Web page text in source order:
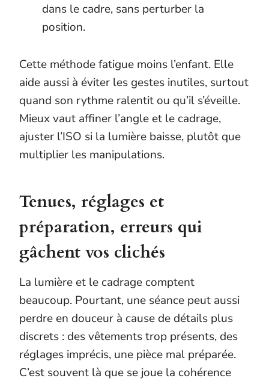
dans le cadre, sans perturber la
position.
Cette méthode fatigue moins l’enfant. Elle
aide aussi à éviter les gestes inutiles, surtout
quand son rythme ralentit ou qu’il s’éveille.
Mieux vaut affiner l’angle et le cadrage,
ajuster l’ISO si la lumière baisse, plutôt que
multiplier les manipulations.
Tenues, réglages et
préparation, erreurs qui
gâchent vos clichés
La lumière et le cadrage comptent
beaucoup. Pourtant, une séance peut aussi
perdre en douceur à cause de détails plus
discrets : des vêtements trop présents, des
réglages imprécis, une pièce mal préparée.
C’est souvent là que se joue la cohérence